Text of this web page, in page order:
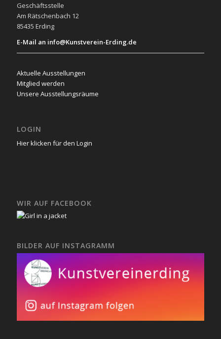
Geschäftsstelle
Am Rätschenbach 12
85435 Erding
E-Mail an info@Kunstverein-Erding.de
Aktuelle Ausstellungen
Mitglied werden
Unsere Ausstellungsräume
LOGIN
Hier klicken für den Login
WIR AUF FACEBOOK
BILDER AUF INSTAGRAMM